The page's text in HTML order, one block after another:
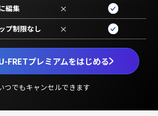
FRETプレミアムをはじめる
つでもキャンセルできます
編集 ×
プ制限なし ×